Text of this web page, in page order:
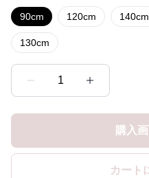
90cm 120cm 140cm
130cm
1
購入
カート